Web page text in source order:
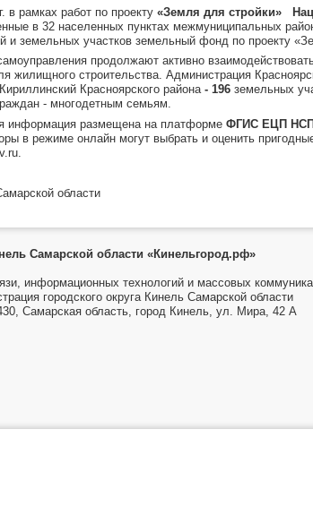
рамках работ по проекту «Земля для стройки»
в 32 населенных пунктах межмуниципальных
и земельных участков земельный фонд по проекту
продолжают активно
жилищного строительства. Администрация
Красноярского района- 196 земельных
- многодетным семьям.
размещена на платформе ФГИС ЕЦП
в режиме онлайн могут выбрать и оценить
области
Самарской области «Кинельгород.рф»
информационных технологий и массовых
городского округа Кинель Самарской области
Самарская область, город Кинель, ул. Мира, 42 А